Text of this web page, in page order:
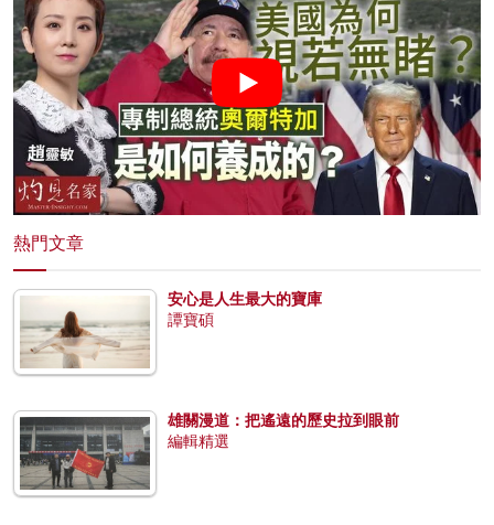
熱門文章
安心是人生最大的寶庫
譚寶碩
雄關漫道：把遙遠的歷史拉到眼前
編輯精選